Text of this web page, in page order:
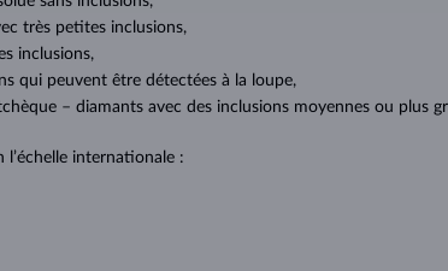
très petites inclusions,
inclusions,
qui peuvent être détectées à la loupe,
– diamants avec des inclusions moyennes ou plus
l’échelle internationale :